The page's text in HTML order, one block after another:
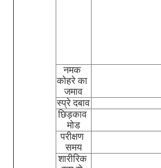
नमक
कोहरे का
जमाव
स्प्रे दबाव
छिड़काव
मोड
परीक्षण
समय
शारीरिक